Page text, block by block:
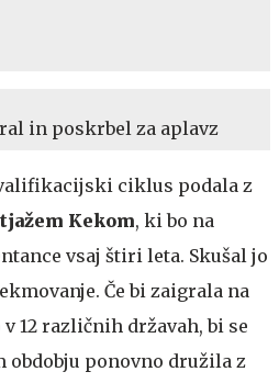
in poskrbel za aplavz
ciklus podala z
Kekom, ki bo na
vsaj štiri leta. Skušal jo
Če bi zaigrala na
12 različnih državah, bi se
obdobju ponovno družila z